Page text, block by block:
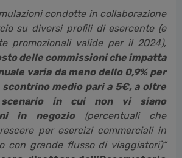
condotte in collaborazione
su diversi profili di esercente (e
promozionali valide per il 2024),
delle commissioni che impatta
varia da meno dello 0,9% per
scontrino medio pari a 5€, a oltre
scenario in cui non vi siano
in negozio(percentuali che
per esercizi commerciali in
con grande flusso di viaggiatori)”